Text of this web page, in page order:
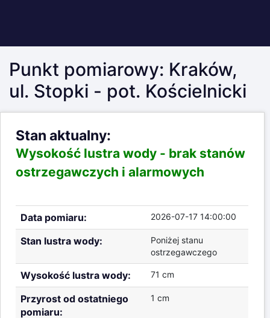
Punkt pomiarowy: Kraków,
ul. Stopki - pot. Kościelnicki
Stan aktualny:
Wysokość lustra wody - brak stanów
ostrzegawczych i alarmowych
Data pomiaru: 2026-07-17 14:00:00
Stan lustra wody:
Poniżej stanu
ostrzegawczego
Wysokość lustra wody: 71 cm
Przyrost od ostatniego
pomiaru:
1 cm